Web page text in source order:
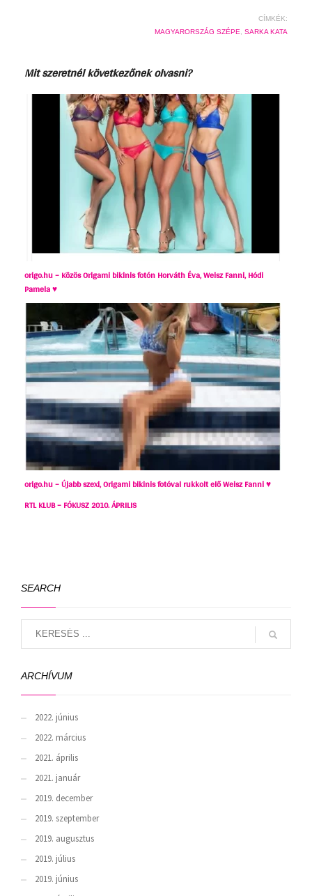
CÍMKÉK:
MAGYARORSZÁG SZÉPE
SARKA KATA
Mit szeretnél következőnek olvasni?
origo.hu – Közös Origami bikinis fotón Horváth Éva, Weisz Fanni, Hódi
Pamela ♥
origo.hu – Újabb szexi, Origami bikinis fotóval rukkolt elő Weisz Fanni ♥
RTL KLUB – FÓKUSZ 2010. ÁPRILIS
SEARCH
ARCHÍVUM
2022. június
2022. március
2021. április
2021. január
2019. december
2019. szeptember
2019. augusztus
2019. július
2019. június